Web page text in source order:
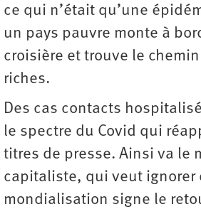
ce qui n’était qu’une
un pays pauvre monte à
croisière et trouve le
riches.
Des cas contacts
le spectre du Covid qui
titres de presse. Ainsi va le
capitaliste, qui veut ignorer
mondialisation signe le